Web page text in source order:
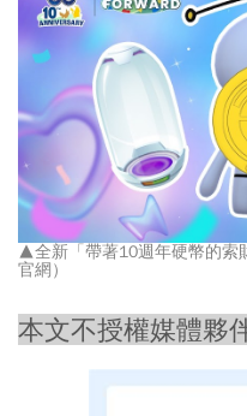
▲全新「帶著10週年硬幣的索
官網）
本文不授權媒體夥